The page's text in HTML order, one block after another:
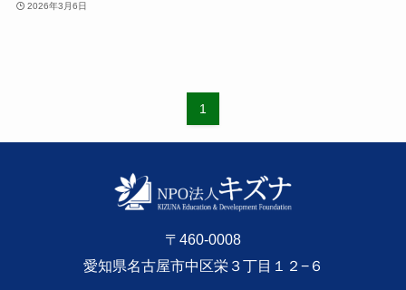
2026年3月6日
1
〒460-0008
愛知県名古屋市中区栄３丁目１２−６